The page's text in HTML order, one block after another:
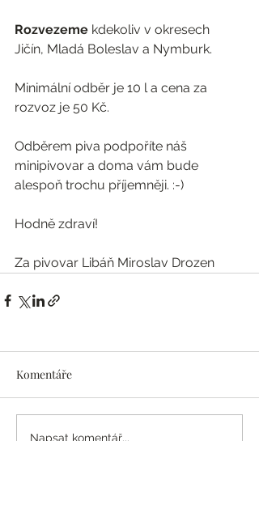
Rozvezeme kdekoliv v okresech
Jičín, Mladá Boleslav a Nymburk.
Minimální odběr je 10 l a cena za
rozvoz je 50 Kč.
Odběrem piva podpoříte náš
minipivovar a doma vám bude
alespoň trochu příjemněji. :-)
Hodně zdraví!
Za pivovar Libáň Miroslav Drozen
Komentáře
Napsat komentář...